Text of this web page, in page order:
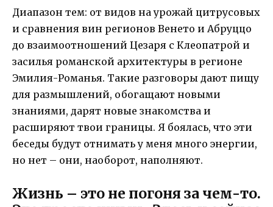
Диапазон тем: от видов на урожай цитрусовых
и сравнения вин регионов Венето и Абруццо
до взаимоотношений Цезаря с Клеопатрой и
засилья романской архитектуры в регионе
Эмилия-Романья. Такие разговоры дают пищу
для размышлений, обогащают новыми
знаниями, дарят новые знакомства и
расширяют твои границы. Я боялась, что эти
беседы будут отнимать у меня много энергии,
но нет – они, наоборот, наполняют.
Жизнь – это не погоня за чем-то.